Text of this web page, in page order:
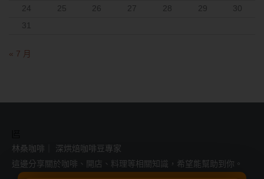
24
25 26 27 28 29
30
31
« 7 月
林桑咖啡｜ 深烘焙咖啡豆專家
這邊分享關於咖啡、開店、料理等相關知識，希望能幫助到你。